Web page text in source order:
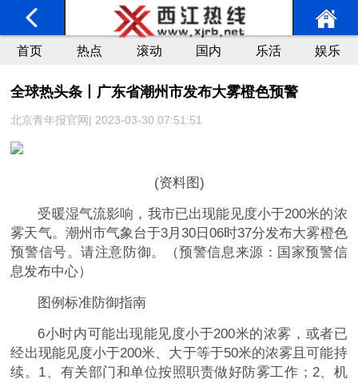
首页 热点 滚动 国内 乐活 娱乐
全球热头条丨广东省潮州市发布大雾橙色预警
北京青年报官网| 2023-03-30 07:51:51
(资料图)
受暖湿气流影响，我市已出现能见度小于200米的浓
雾天气。潮州市气象台于3月30日06时37分发布大雾橙色
预警信号。请注意防御。（预警信息来源：国家预警信
息发布中心）
图例标准防御指南
6小时内可能出现能见度小于200米的浓雾，或者已
经出现能见度小于200米、大于等于50米的浓雾且可能持
续。1、有关部门和单位按照职责做好防雾工作；2、机